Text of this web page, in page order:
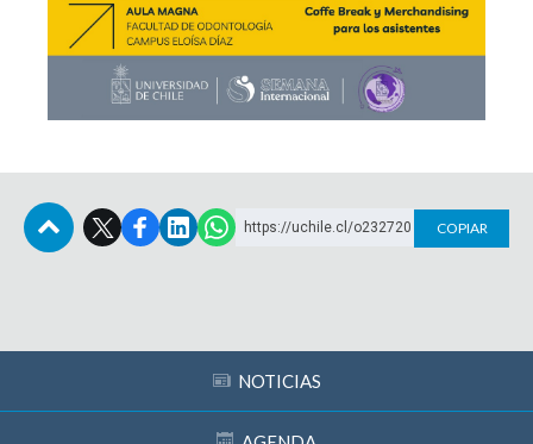
https://uchile.cl/o232720 COPIAR
NOTICIAS